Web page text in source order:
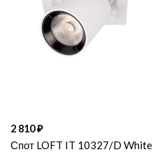
2 810
Спот LOFT IT 10327/D White